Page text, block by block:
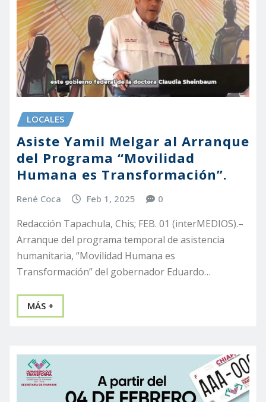
LOCALES
Asiste Yamil Melgar al Arranque
del Programa “Movilidad
Humana es Transformación”.
René Coca Feb 1, 2025 0
Redacción Tapachula, Chis; FEB. 01 (interMEDIOS).–
Arranque del programa temporal de asistencia
humanitaria, “Movilidad Humana es
Transformación” del gobernador Eduardo…
MÁS +